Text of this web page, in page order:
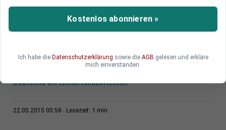
Die Sparkassen haben ihre Einlagen-Sicherung
Deutsche Wirtschaftsnachrichten
22.05.2015 00:58 Lesezeit: 1 min
Kostenlos abonnieren »
Ich habe die Datenschutzerklärung sowie die AGB gelesen und erkläre
mich einverstanden.